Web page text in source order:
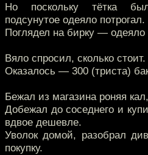
Но поскольку тётка
подсунутое одеяло потрогал.
Поглядел на бирку — одеяло
Вяло спросил, сколько стоит.
Оказалось — 300 (триста)
Бежал из магазина роняя
Добежал до соседнего и
вдвое дешевле.
Уволок домой, разобрал
покупку.